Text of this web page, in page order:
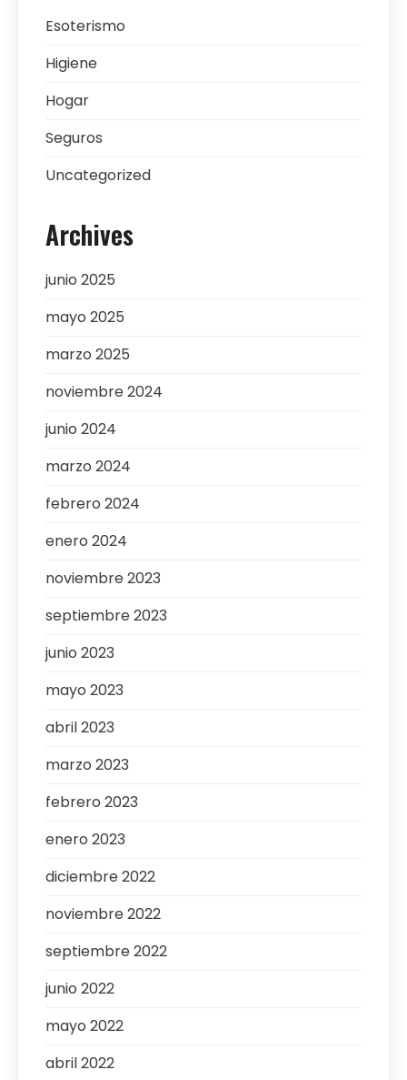
Esoterismo
Higiene
Hogar
Seguros
Uncategorized
Archives
junio 2025
mayo 2025
marzo 2025
noviembre 2024
junio 2024
marzo 2024
febrero 2024
enero 2024
noviembre 2023
septiembre 2023
junio 2023
mayo 2023
abril 2023
marzo 2023
febrero 2023
enero 2023
diciembre 2022
noviembre 2022
septiembre 2022
junio 2022
mayo 2022
abril 2022